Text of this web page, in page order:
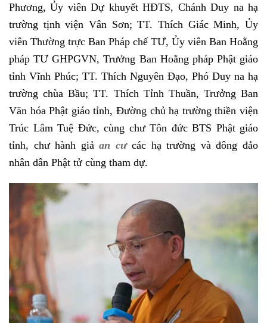
Phương, Ủy viên Dự khuyết HĐTS, Chánh Duy na hạ
trường tịnh viện Vân Sơn; TT. Thích Giác Minh, Ủy
viên Thường trực Ban Pháp chế TƯ, Ủy viên Ban Hoằng
pháp TƯ GHPGVN, Trưởng Ban Hoằng pháp Phật giáo
tỉnh Vĩnh Phúc; TT. Thích Nguyên Đạo, Phó Duy na hạ
trường chùa Bầu; TT. Thích Tỉnh Thuần, Trưởng Ban
Văn hóa Phật giáo tỉnh, Đường chủ hạ trường thiền viện
Trúc Lâm Tuệ Đức, cùng chư Tôn đức BTS Phật giáo
tỉnh, chư hành giả an cưcác hạ trường và đông đảo
nhân dân Phật tử cùng tham dự.